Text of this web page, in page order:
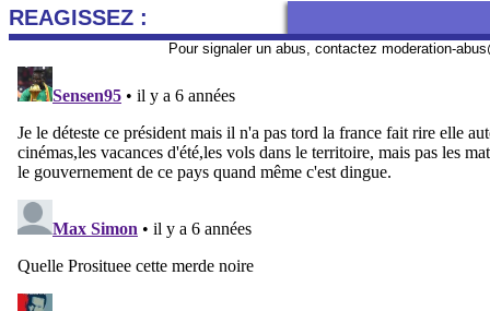
REAGISSEZ :
Pour signaler un abus, contactez moderation-